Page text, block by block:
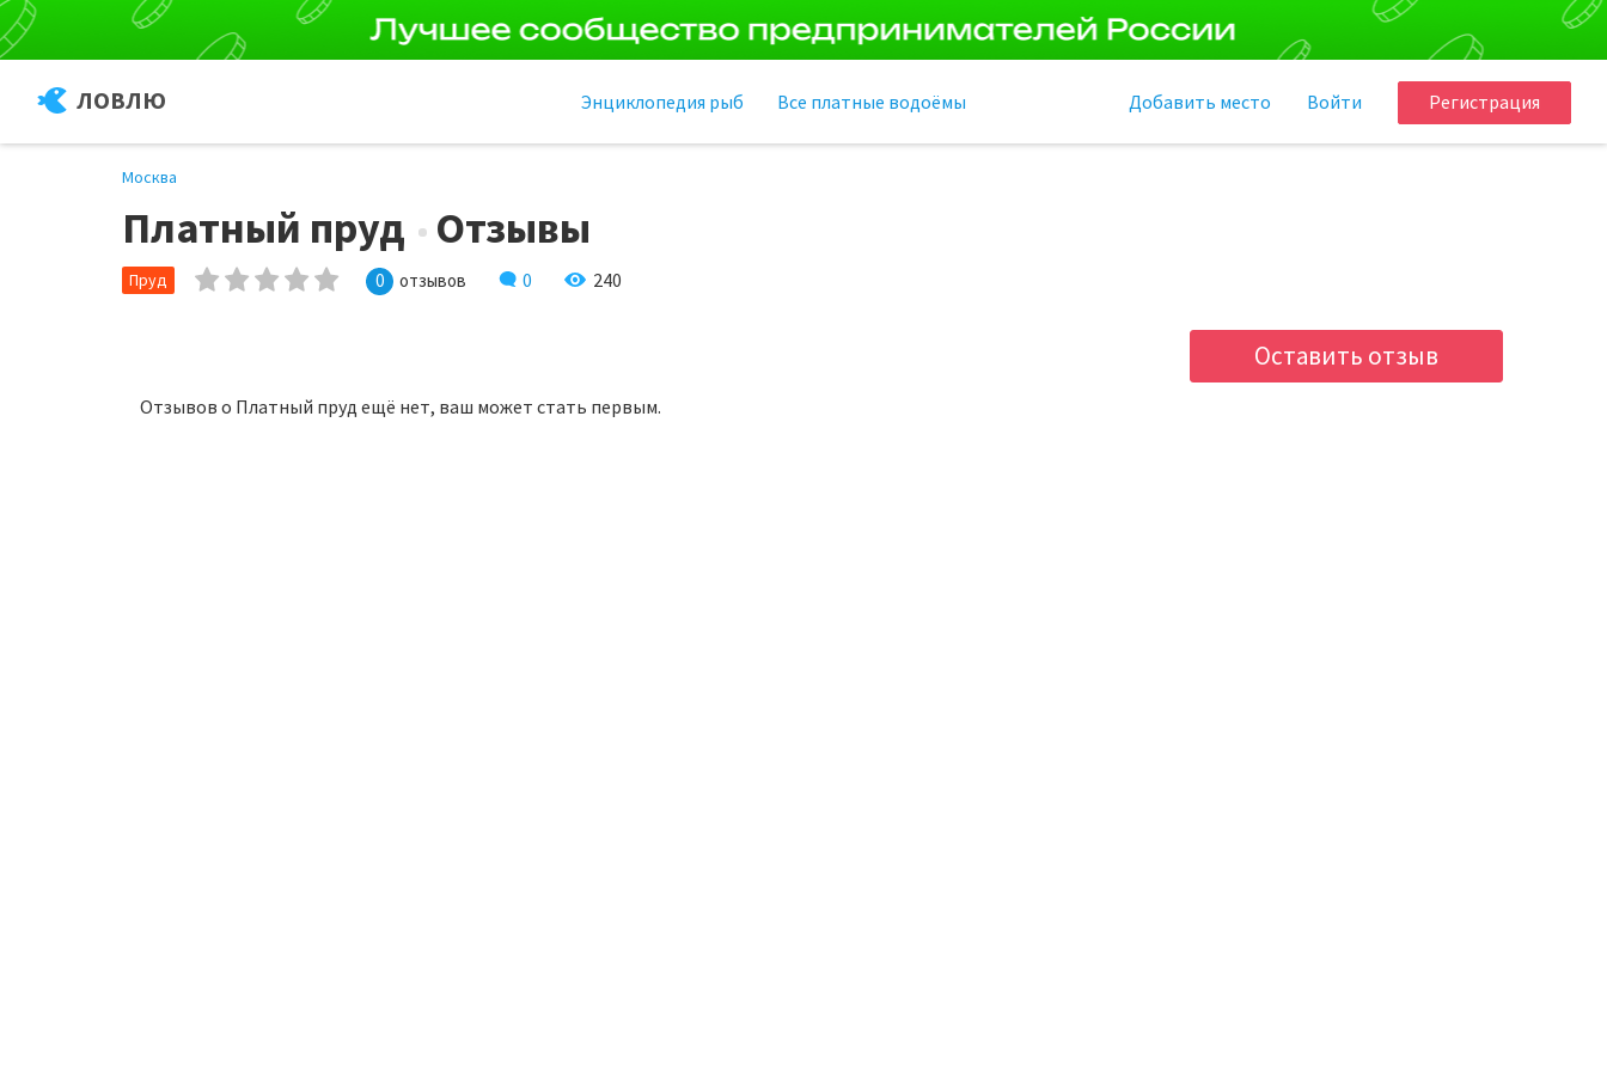
ЛОВЛЮ Регистрация
Войти
Добавить место
Энциклопедия рыб Все платные водоёмы
Москва
Платный пруд Отзывы
Пруд 0 отзывов 0 240
Отзывов о Платный пруд ещё нет, ваш может стать первым.
Оставить отзыв